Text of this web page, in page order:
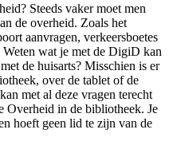
Steeds vaker moet men
de overheid. Zoals het
aanvragen, verkeersboetes
wat je met de DigiD kan
de huisarts? Misschien is er
over de tablet of de
met al deze vragen terecht
Overheid in de bibliotheek. Je
hoeft geen lid te zijn van de